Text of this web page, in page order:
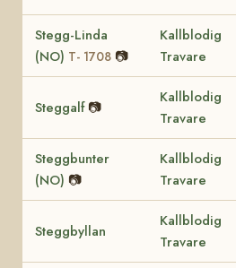
Stegg-Linda
(NO) T- 1708 📷
Kallblodig
Travare
Steggalf 📷
Kallblodig
Travare
Steggbunter
(NO) 📷
Kallblodig
Travare
Steggbyllan
Kallblodig
Travare